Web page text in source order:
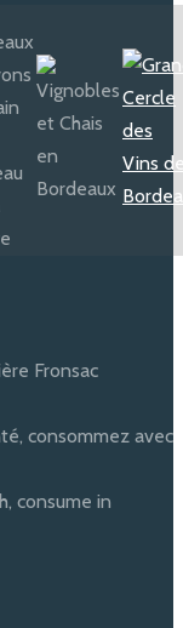
Fronsac
consommez avec
consume in